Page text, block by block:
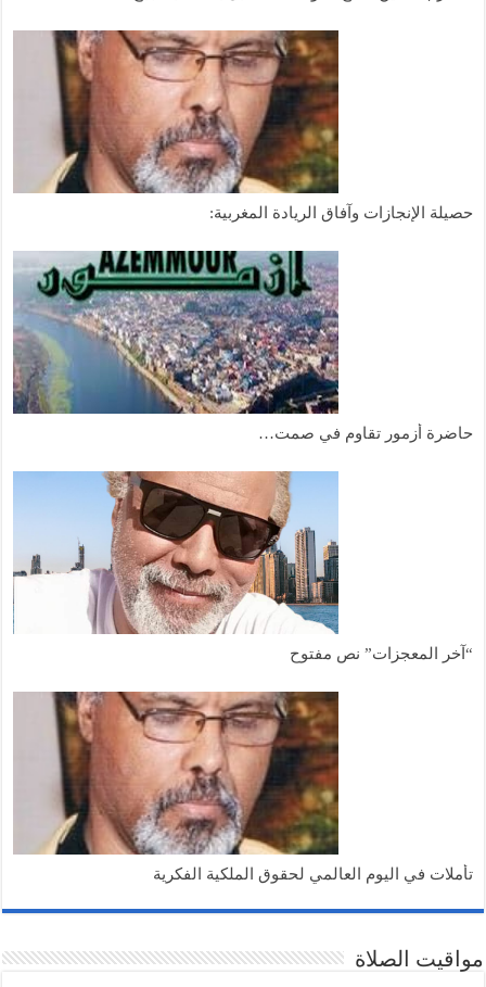
حصيلة الإنجازات وآفاق الريادة المغربية:
حاضرة أزمور تقاوم في صمت…
“آخر المعجزات” نص مفتوح
تأملات في اليوم العالمي لحقوق الملكية الفكرية
مواقيت الصلاة